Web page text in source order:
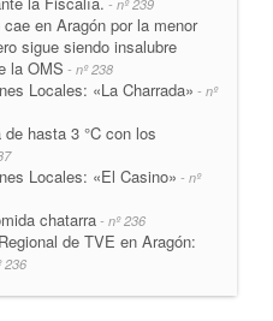
- nº 239
en Aragón por la menor
sigue siendo insalubre
la OMS - nº 238
Locales: «La Charrada» - nº
hasta 3 °C con los
Locales: «El Casino» - nº
chatarra - nº 236
de TVE en Aragón:
236